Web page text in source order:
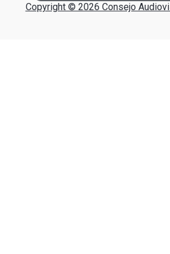
Copyright © 2026 Consejo